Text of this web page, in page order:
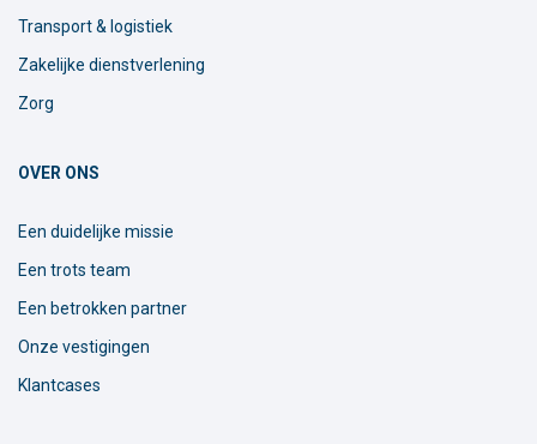
Transport & logistiek
Zakelijke dienstverlening
Zorg
OVER ONS
Een duidelijke missie
Een trots team
Een betrokken partner
Onze vestigingen
Klantcases